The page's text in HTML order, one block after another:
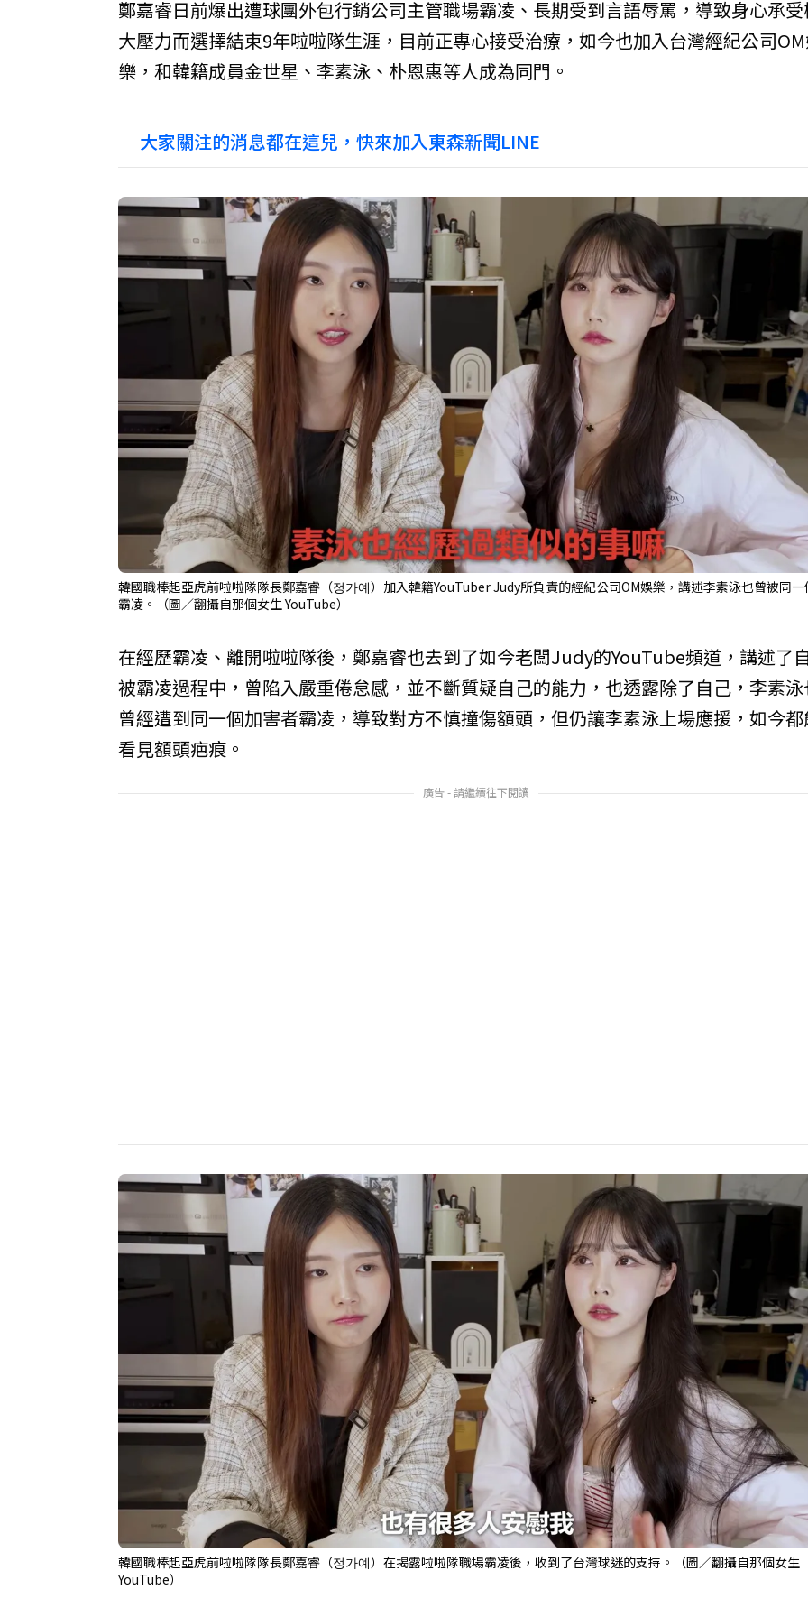
鄭嘉睿日前爆出遭球團外包行銷公司主管職場霸凌、長期受到言語辱罵，導致身心承
大壓力而選擇結束9年啦啦隊生涯，目前正專心接受治療，如今也加入台灣經紀公司
樂，和韓籍成員金世星、李素泳、朴恩惠等人成為同門。
大家關注的消息都在這兒，快來加入東森新聞LINE
韓國職棒起亞虎前啦啦隊隊長鄭嘉睿（정가예）加入韓籍YouTuber Judy所負責的經紀公司OM娛樂，講述李素泳也曾被同一
霸凌。（圖／翻攝自那個女生 YouTube）
在經歷霸凌、離開啦啦隊後，鄭嘉睿也去到了如今老闆Judy的YouTube頻道，講述了
被霸凌過程中，曾陷入嚴重倦怠感，並不斷質疑自己的能力，也透露除了自己，李素
曾經遭到同一個加害者霸凌，導致對方不慎撞傷額頭，但仍讓李素泳上場應援，如今
看見額頭疤痕。
廣告 - 請繼續往下閱讀
韓國職棒起亞虎前啦啦隊隊長鄭嘉睿（정가예）在揭露啦啦隊職場霸凌後，收到了台灣球迷的支持。（圖／翻攝自那個女生
YouTube）